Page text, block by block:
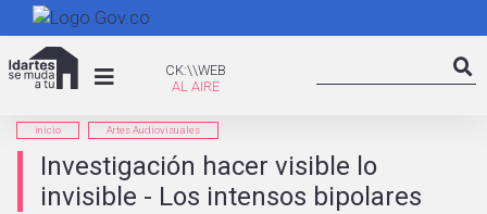
al
CK:\WEB
CK:\\WEB
inicio Artes Audiovisuales
Investigación hacer visible lo
invisible - Los intensos bipolares